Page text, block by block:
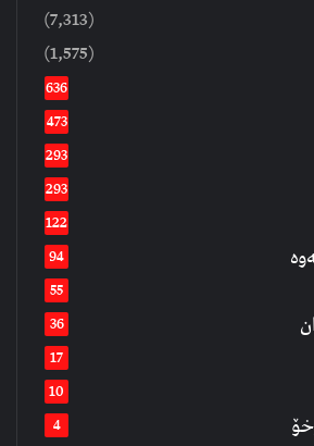
(7,313)
(1,575)
636
473
293
293
122
94
55
36
17
10
4